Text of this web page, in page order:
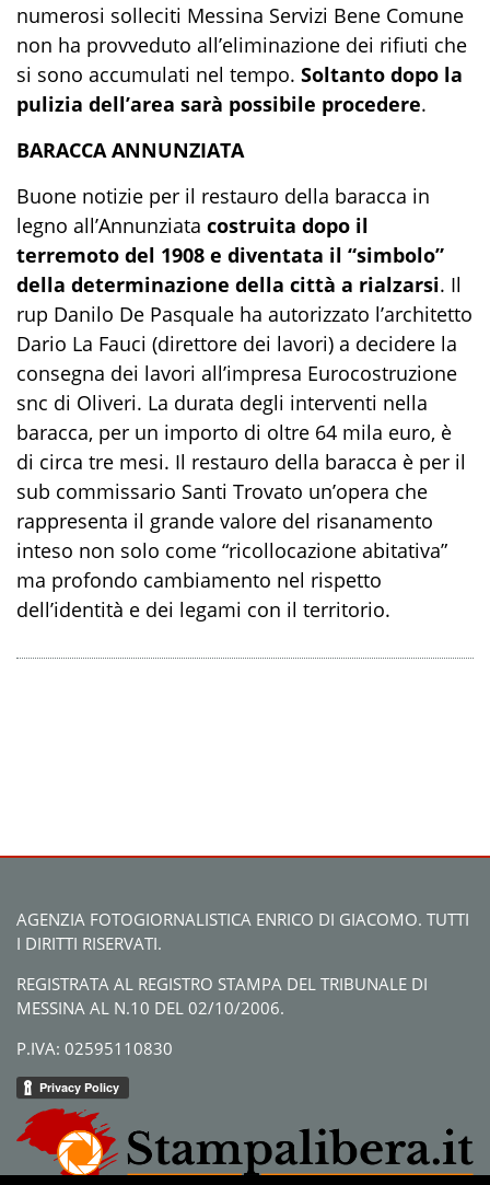
numerosi solleciti Messina Servizi Bene Comune
non ha provveduto all’eliminazione dei rifiuti che
si sono accumulati nel tempo. Soltanto dopo la
pulizia dell’area sarà possibile procedere.
BARACCA ANNUNZIATA
Buone notizie per il restauro della baracca in
legno all’Annunziata costruita dopo il
terremoto del 1908 e diventata il “simbolo”
della determinazione della città a rialzarsi. Il
rup Danilo De Pasquale ha autorizzato l’architetto
Dario La Fauci (direttore dei lavori) a decidere la
consegna dei lavori all’impresa Eurocostruzione
snc di Oliveri. La durata degli interventi nella
baracca, per un importo di oltre 64 mila euro, è
di circa tre mesi. Il restauro della baracca è per il
sub commissario Santi Trovato un’opera che
rappresenta il grande valore del risanamento
inteso non solo come “ricollocazione abitativa”
ma profondo cambiamento nel rispetto
dell’identità e dei legami con il territorio.
AGENZIA FOTOGIORNALISTICA ENRICO DI GIACOMO. TUTTI
I DIRITTI RISERVATI.
REGISTRATA AL REGISTRO STAMPA DEL TRIBUNALE DI
MESSINA AL N.10 DEL 02/10/2006.
P.IVA: 02595110830